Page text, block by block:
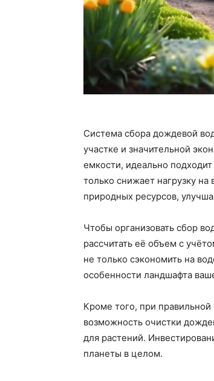
Система сбора дождевой
участке и значительной
емкости, идеально
только снижает нагрузку
природных ресурсов,
Чтобы организовать сбор
рассчитать её объем с
не только сэкономить на
особенности ландшафта
Кроме того, при
возможность очистки
для растений.
планеты в целом.